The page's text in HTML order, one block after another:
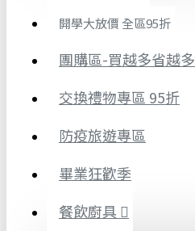
開學大放價 全區95折
團購區-買越多省越多
交換禮物專區 95折
防疫旅遊專區
畢業狂歡季
餐飲廚具